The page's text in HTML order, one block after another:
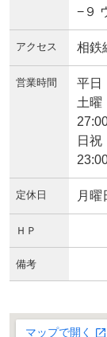
−９
アクセス 相鉄
営業時間
平日
土曜
日祝
定休日 月曜
ＨＰ
備考